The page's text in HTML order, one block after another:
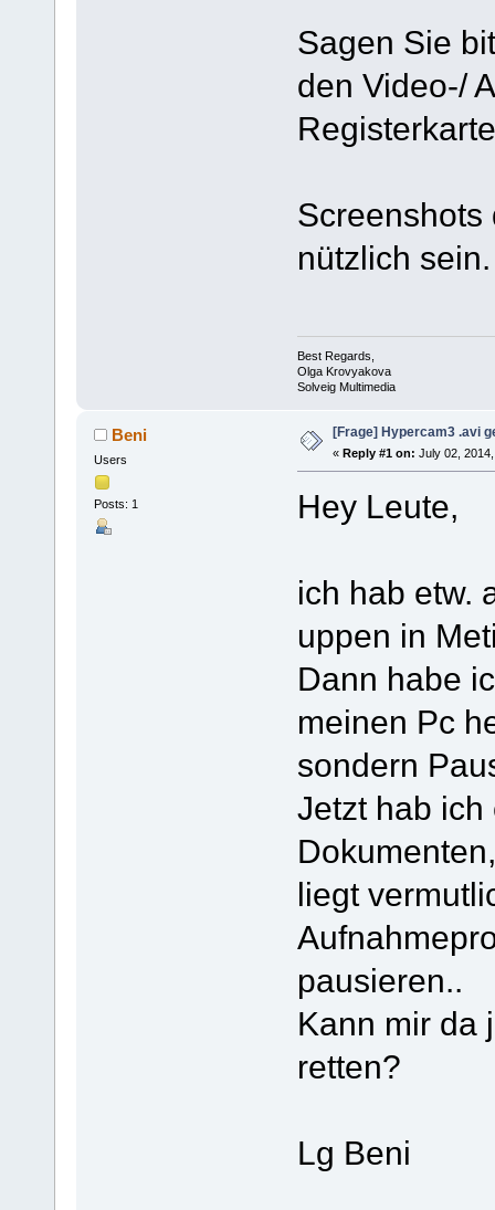
Sagen Sie
den Video-/
nützlich sein.
Best Regards,
Olga Krovyakova
Solveig Multimedia
Beni
Users
Posts: 1
[Frage] Hypercam3 .avi
« Reply #1 on: July 02,
Hey Leute,
ich hab etw.
uppen in
Dann habe
meinen Pc
sondern
Jetzt hab
liegt
pausieren..
Kann mir da
retten?
Lg Beni